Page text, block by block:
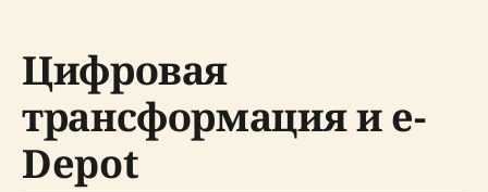
Цифровая
трансформация и e-
Depot